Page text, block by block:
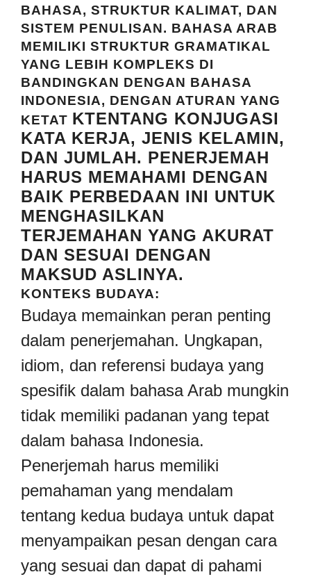
BAHASA, STRUKTUR KALIMAT, DAN
SISTEM PENULISAN. BAHASA ARAB
MEMILIKI STRUKTUR GRAMATIKAL
YANG LEBIH KOMPLEKS DI
BANDINGKAN DENGAN BAHASA
INDONESIA, DENGAN ATURAN YANG
KETAT KTENTANG KONJUGASI
KATA KERJA, JENIS KELAMIN,
DAN JUMLAH. PENERJEMAH
HARUS MEMAHAMI DENGAN
BAIK PERBEDAAN INI UNTUK
MENGHASILKAN
TERJEMAHAN YANG AKURAT
DAN SESUAI DENGAN
MAKSUD ASLINYA.
KONTEKS BUDAYA:
Budaya memainkan peran penting
dalam penerjemahan. Ungkapan,
idiom, dan referensi budaya yang
spesifik dalam bahasa Arab mungkin
tidak memiliki padanan yang tepat
dalam bahasa Indonesia.
Penerjemah harus memiliki
pemahaman yang mendalam
tentang kedua budaya untuk dapat
menyampaikan pesan dengan cara
yang sesuai dan dapat di pahami